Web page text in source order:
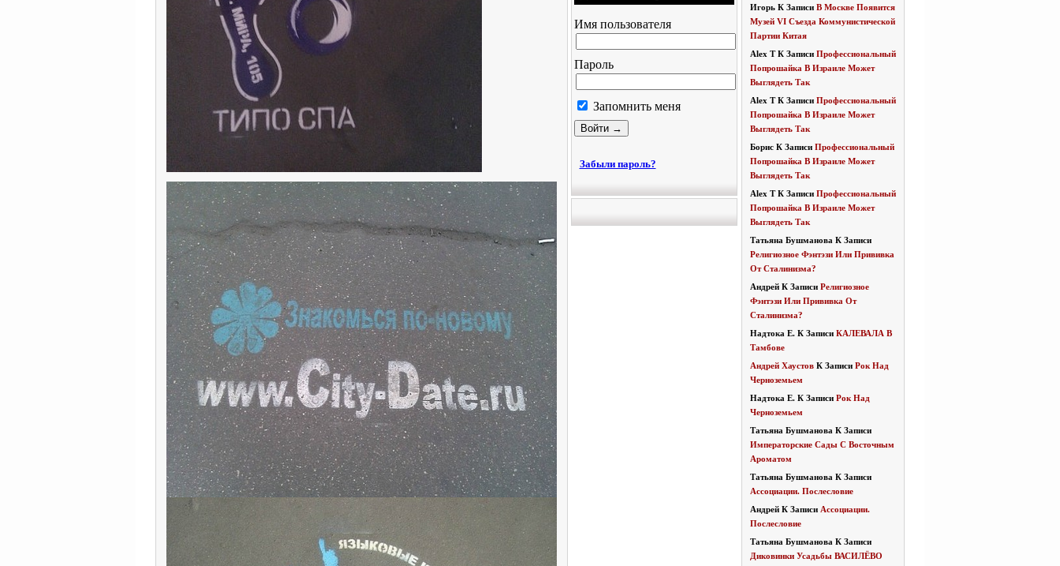
Имя пользователя
Пароль
Запомнить меня
Забыли пароль?
ИгорьК Записи В Москве Появится
Музей VI Съезда Коммунистической
Партии Китая
Alex TК Записи Профессиональный
Попрошайка В Израиле Может
Выглядеть Так
Alex TК Записи Профессиональный
Попрошайка В Израиле Может
Выглядеть Так
БорисК Записи Профессиональный
Попрошайка В Израиле Может
Выглядеть Так
Alex TК Записи Профессиональный
Попрошайка В Израиле Может
Выглядеть Так
Татьяна Бушманова К Записи
Религиозное Фэнтэзи Или Прививка
От Сталинизма?
АндрейК Записи Религиозное
Фэнтэзи Или Прививка От
Сталинизма?
Надтока Е.К Записи КАЛЕВАЛА В
Тамбове
Андрей ХаустовК Записи Рок Над
Черноземьем
Надтока Е.К Записи Рок Над
Черноземьем
Татьяна Бушманова К Записи
Императорские Сады С Восточным
Ароматом
Татьяна Бушманова К Записи
Ассоциации. Послесловие
АндрейК Записи Ассоциации.
Послесловие
Татьяна Бушманова К Записи
Диковинки Усадьбы ВАСИЛЁВО